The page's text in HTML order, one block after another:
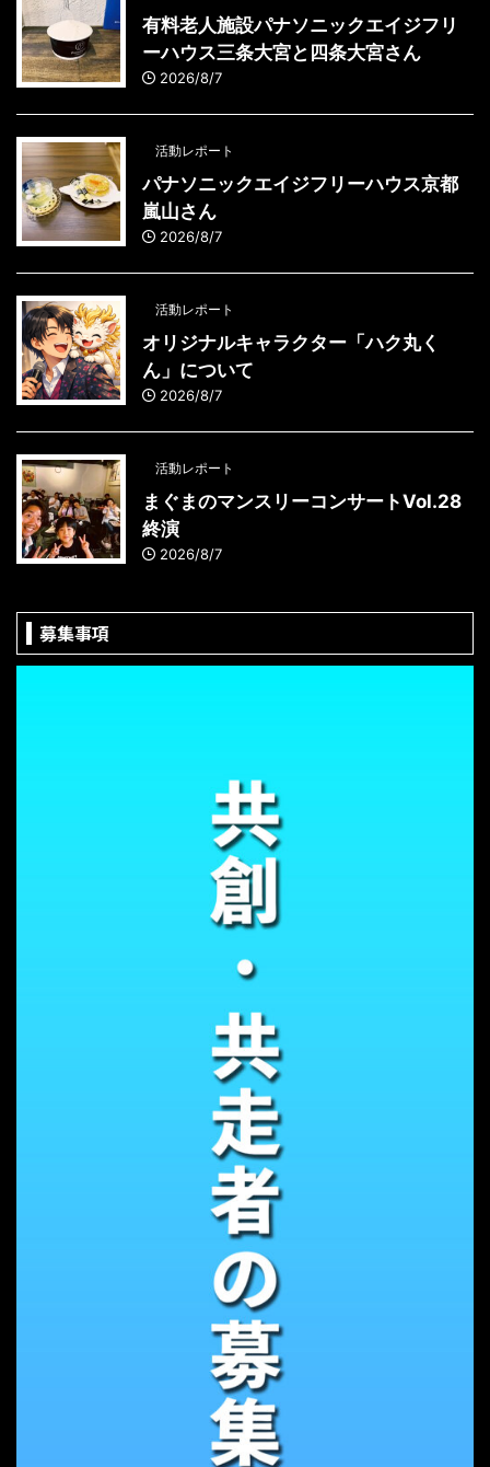
有料老人施設パナソニックエイジフリ
ーハウス三条大宮と四条大宮さん
2026/8/7
活動レポート
パナソニックエイジフリーハウス京都
嵐山さん
2026/8/7
活動レポート
オリジナルキャラクター「ハク丸く
ん」について
2026/8/7
活動レポート
まぐまのマンスリーコンサートVol.28
終演
2026/8/7
募集事項